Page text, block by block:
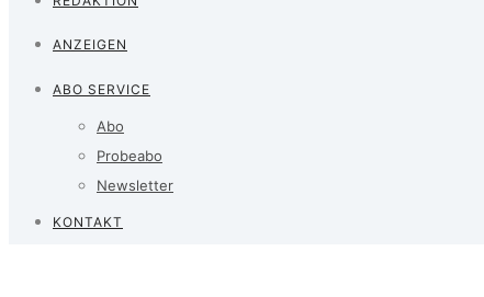
ANZEIGEN
ABO SERVICE
Abo
Probeabo
Newsletter
KONTAKT